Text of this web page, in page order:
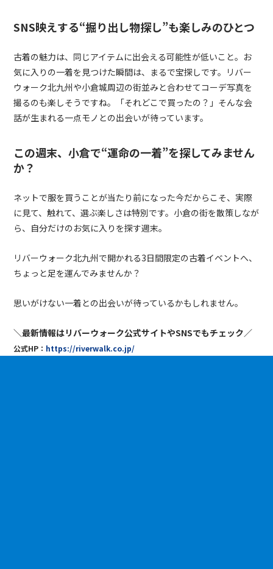
SNS映えする“掘り出し物探し”も楽しみのひとつ
古着の魅力は、同じアイテムに出会える可能性が低いこと。お
気に入りの一着を見つけた瞬間は、まるで宝探しです。リバー
ウォーク北九州や小倉城周辺の街並みと合わせてコーデ写真を
撮るのも楽しそうですね。「それどこで買ったの？」そんな会
話が生まれる一点モノとの出会いが待っています。
この週末、小倉で“運命の一着”を探してみません
か？
ネットで服を買うことが当たり前になった今だからこそ、実際
に見て、触れて、選ぶ楽しさは特別です。小倉の街を散策しなが
ら、自分だけのお気に入りを探す週末。
リバーウォーク北九州で開かれる3日間限定の古着イベントへ、
ちょっと足を運んでみませんか？
思いがけない一着との出会いが待っているかもしれません。
＼最新情報はリバーウォーク公式サイトやSNSでもチェック／
公式HP： https://riverwalk.co.jp/